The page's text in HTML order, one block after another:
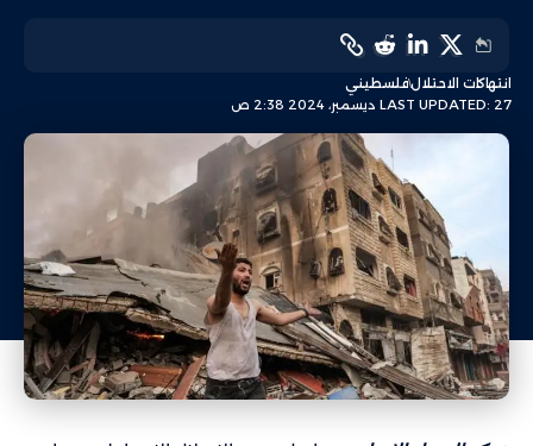
LAST UPDATED: 27 ديسمبر، 2024 2:38 ص
انتهاكات الاحتلالفلسطيني